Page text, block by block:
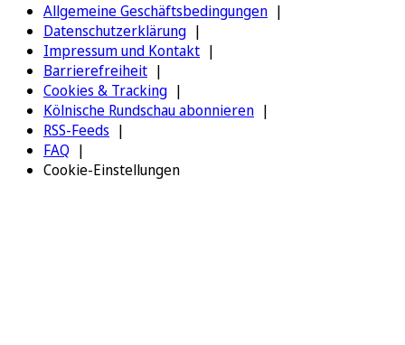
Allgemeine Geschäftsbedingungen
Datenschutzerklärung
Impressum und Kontakt
Barrierefreiheit
Cookies & Tracking
Kölnische Rundschau abonnieren
RSS-Feeds
FAQ
Cookie-Einstellungen